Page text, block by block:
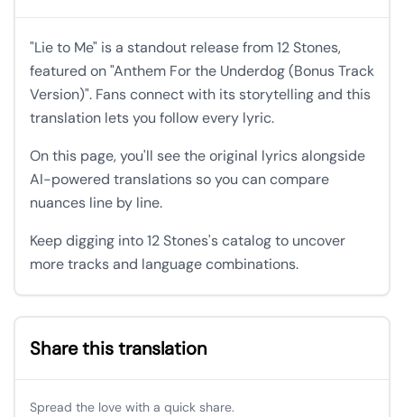
"Lie to Me" is a standout release from 12 Stones,
featured on "Anthem For the Underdog (Bonus Track
Version)". Fans connect with its storytelling and this
translation lets you follow every lyric.
On this page, you'll see the original lyrics alongside
AI-powered translations so you can compare
nuances line by line.
Keep digging into 12 Stones's catalog to uncover
more tracks and language combinations.
Share this translation
Spread the love with a quick share.